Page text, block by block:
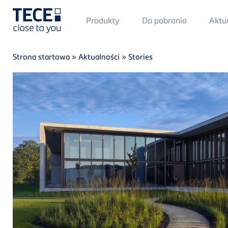
Skip to main content
Main
Menü
Produkty Do pobrania
Breadcrumb
Strona startowa » Aktualności » Stories